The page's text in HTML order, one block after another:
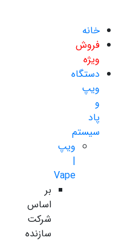
خانه
فروش
ویژه
دستگاه
ویپ
و
پاد
سیستم
ویپ
|
Vape
بر
اساس
شرکت
سازنده